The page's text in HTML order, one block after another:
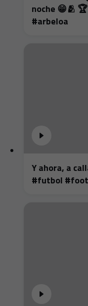
noche 😁🫂 🏆 #futbol #trofeos #edit
#arbeloa
Y ahora, a
#futbol